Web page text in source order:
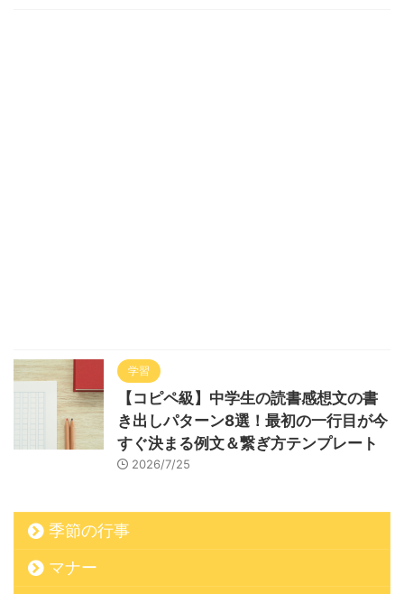
学習
【コピペ級】中学生の読書感想文の書
き出しパターン8選！最初の一行目が今
すぐ決まる例文＆繋ぎ方テンプレート
2026/7/25
季節の行事
マナー